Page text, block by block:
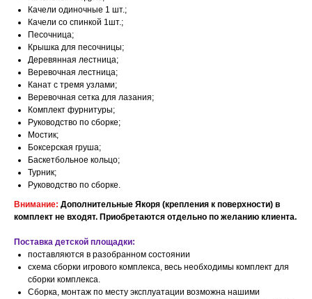
Качели одиночные 1 шт.;
Качели со спинкой 1шт.;
Песочница;
Крышка для песочницы;
Деревянная лестница;
Веревочная лестница;
Канат с тремя узлами;
Веревочная сетка для лазания;
Комплект фурнитуры;
Руководство по сборке;
Мостик;
Боксерская груша;
Баскетбольное кольцо;
Турник;
Руководство по сборке.
Внимание: Дополнительные Якоря (крепления к поверхности) в
комплект не входят. Приобретаются отдельно по желанию клиента.
Поставка детской площадки:
поставляются в разобранном состоянии
схема сборки игрового комплекса, весь необходимы комплект для
сборки комплекса.
Сборка, монтаж по месту эксплуатации возможна нашими